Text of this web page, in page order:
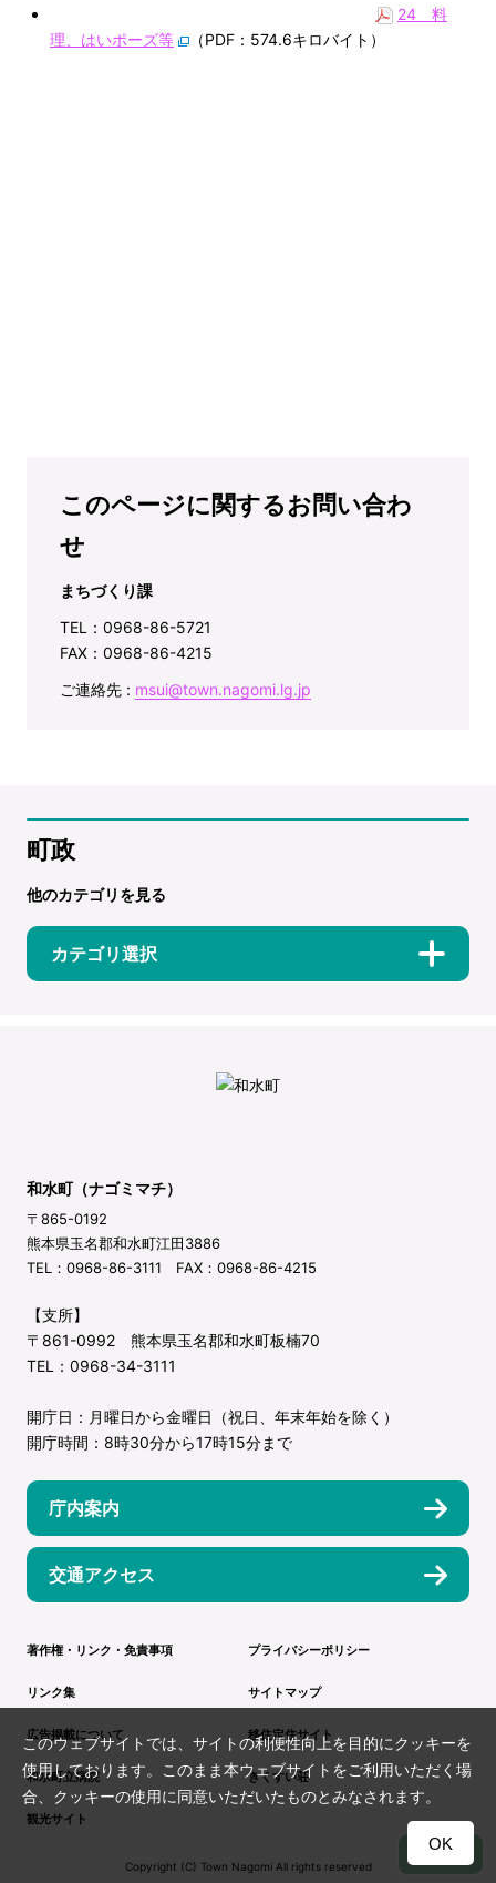
24 料
理、はいポーズ等
（PDF：574.6キロバイト）
このページに関するお問い合わ
せ
まちづくり課
TEL：0968-86-5721
FAX：0968-86-4215
ご連絡先 : msui@town.nagomi.lg.jp
町政
他のカテゴリを見る
カテゴリ選択
和水町（ナゴミマチ）
〒865-0192
熊本県玉名郡和水町江田3886
TEL：0968-86-3111 FAX：0968-86-4215
【支所】
〒861-0992 熊本県玉名郡和水町板楠70
TEL：0968-34-3111
開庁日：月曜日から金曜日（祝日、年末年始を除く）
開庁時間：8時30分から17時15分まで
庁内案内
交通アクセス
著作権・リンク・免責事項 プライバシーポリシー
リンク集 サイトマップ
広告掲載について 移住定住サイト
和水町立病院 きくすい荘
観光サイト
Copyright (C) Town Nagomi All rights reserved
TOP
このウェブサイトでは、サイトの利便性向上を目的にクッキーを
使用しております。このまま本ウェブサイトをご利用いただく場
合、クッキーの使用に同意いただいたものとみなされます。
OK